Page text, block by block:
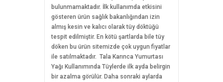
bulunmamaktadır. İlk kullanımda etkisini
gösteren ürün sağlık bakanlığından izin
almış kesin ve kalıcı olarak tüy döktüğü
tespit edilmiştir. En kötü şartlarda bile tüy
döken bu ürün sitemizde çok uygun fiyatlar
ile satılmaktadır. Tala Karınca Yumurtası
Yağı Kullanımında Tüylerde ilk ayda belirgin
bir azalma görülür. Daha sonraki aylarda